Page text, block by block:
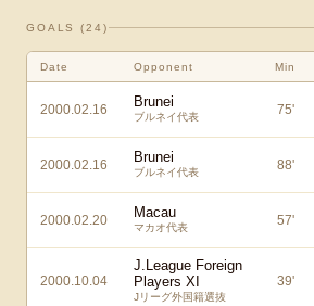
GOALS (24 )
Date Opponent Min
2000.02.16 Brunei
ブルネイ代表 75'
2000.02.16 Brunei
ブルネイ代表 88'
2000.02.20 Macau
マカオ代表 57'
2000.10.04
J.League Foreign
Players XI
Jリーグ外国籍選抜
39'